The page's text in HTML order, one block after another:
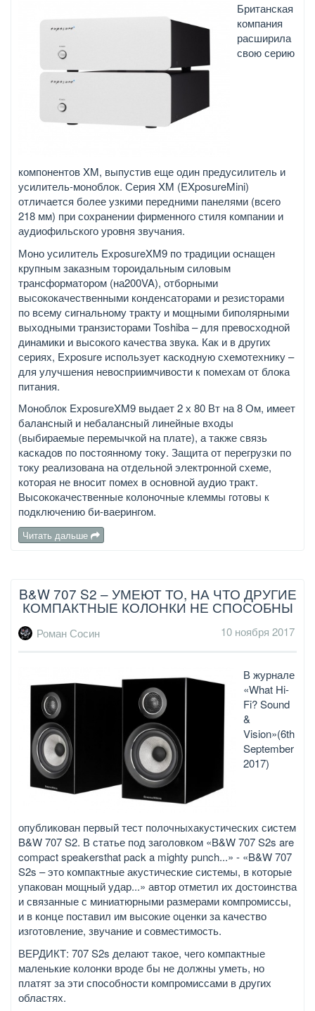
Британская
компания
расширила
свою серию
компонентов XM, выпустив еще один предусилитель и
усилитель-моноблок. Серия XM (EXposureMini)
отличается более узкими передними панелями (всего
218 мм) при сохранении фирменного стиля компании и
аудиофильского уровня звучания.
Моно усилитель ExposureXM9 по традиции оснащен
крупным заказным тороидальным силовым
трансформатором (на200VA), отборными
высококачественными конденсаторами и резисторами
по всему сигнальному тракту и мощными биполярными
выходными транзисторами Toshiba – для превосходной
динамики и высокого качества звука. Как и в других
сериях, Exposure использует каскодную схемотехнику –
для улучшения невосприимчивости к помехам от блока
питания.
Моноблок ExposureXM9 выдает 2 х 80 Вт на 8 Ом, имеет
балансный и небалансный линейные входы
(выбираемые перемычкой на плате), а также связь
каскадов по постоянному току. Защита от перегрузки по
току реализована на отдельной электронной схеме,
которая не вносит помех в основной аудио тракт.
Высококачественные колоночные клеммы готовы к
подключению би-ваерингом.
Читать дальше
B&W 707 S2 – УМЕЮТ ТО, НА ЧТО ДРУГИЕ
КОМПАКТНЫЕ КОЛОНКИ НЕ СПОСОБНЫ
Роман Сосин 10 ноября 2017
В журнале
«What Hi-
Fi? Sound
&
Vision»(6th
September
2017)
опубликован первый тест полочныхакустических систем
B&W 707 S2. В статье под заголовком «B&W 707 S2s are
compact speakersthat pack a mighty punch...» - «B&W 707
S2s – это компактные акустические системы, в которые
упакован мощный удар...» автор отметил их достоинства
и связанные с миниатюрными размерами компромиссы,
и в конце поставил им высокие оценки за качество
изготовление, звучание и совместимость.
ВЕРДИКТ: 707 S2s делают такое, чего компактные
маленькие колонки вроде бы не должны уметь, но
платят за эти способности компромиссами в других
областях.